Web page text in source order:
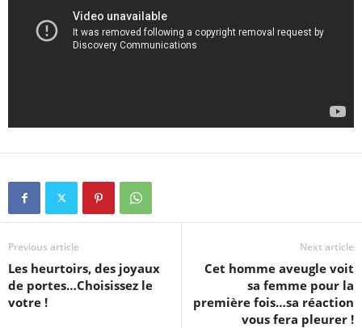
Previous article
Les heurtoirs, des joyaux
de portes…Choisissez le
votre !
Next article
Cet homme aveugle voit
sa femme pour la
première fois…sa réaction
vous fera pleurer !